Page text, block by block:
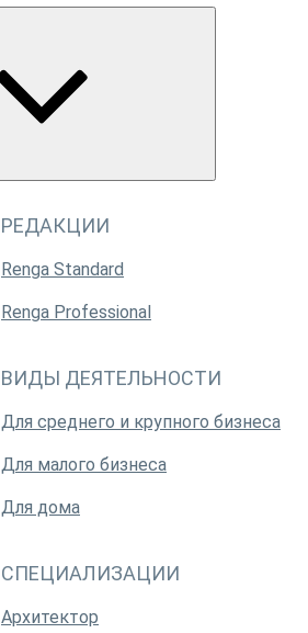
РЕДАКЦИИ
Renga Standard
Renga Professional
ВИДЫ ДЕЯТЕЛЬНОСТИ
Для среднего и крупного бизнеса
Для малого бизнеса
Для дома
СПЕЦИАЛИЗАЦИИ
Архитектор